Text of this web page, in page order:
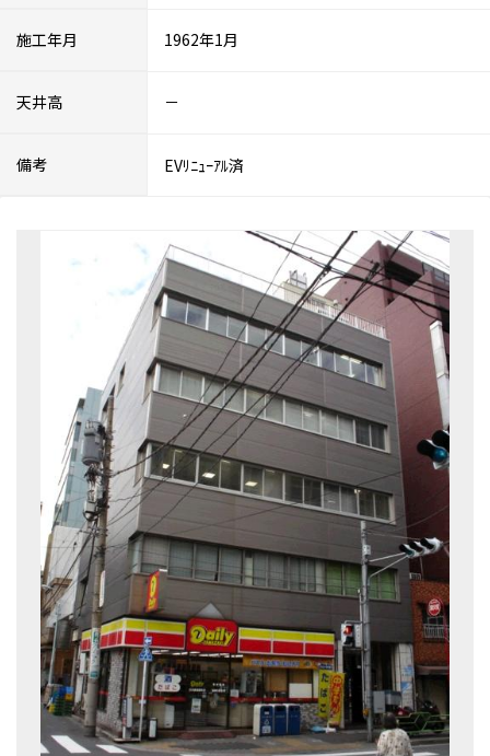
施工年月 1962年1月
天井高 －
備考 EVﾘﾆｭｰｱﾙ済